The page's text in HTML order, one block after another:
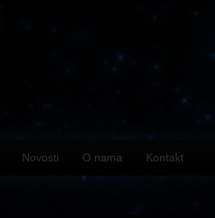
Novosti O nama Kontakt